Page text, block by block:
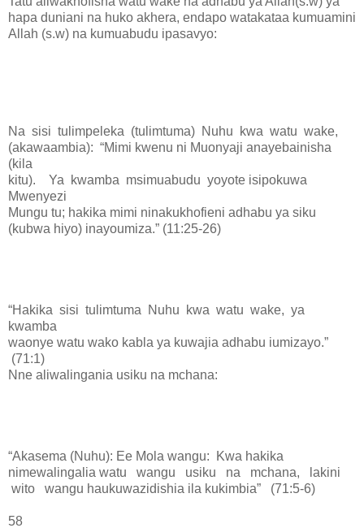
hapa duniani na huko akhera, endapo watakataa kumuamini
Allah (s.w) na kumuabudu ipasavyo:
Na sisi tulimpeleka (tulimtuma) Nuhu kwa watu wake,
(akawaambia): “Mimi kwenu ni Muonyaji anayebainisha
(kila
kitu). Ya kwamba msimuabudu yoyote isipokuwa
Mwenyezi
Mungu tu; hakika mimi ninakukhofieni adhabu ya siku
(kubwa hiyo) inayoumiza.” (11:25-26)
“Hakika sisi tulimtuma Nuhu kwa watu wake, ya
kwamba
waonye watu wako kabla ya kuwajia adhabu iumizayo.”
(71:1)
Nne aliwalingania usiku na mchana:
“Akasema (Nuhu): Ee Mola wangu: Kwa hakika
nimewalingalia watu wangu usiku na mchana, lakini
wito wangu haukuwazidishia ila kukimbia” (71:5-6)
58